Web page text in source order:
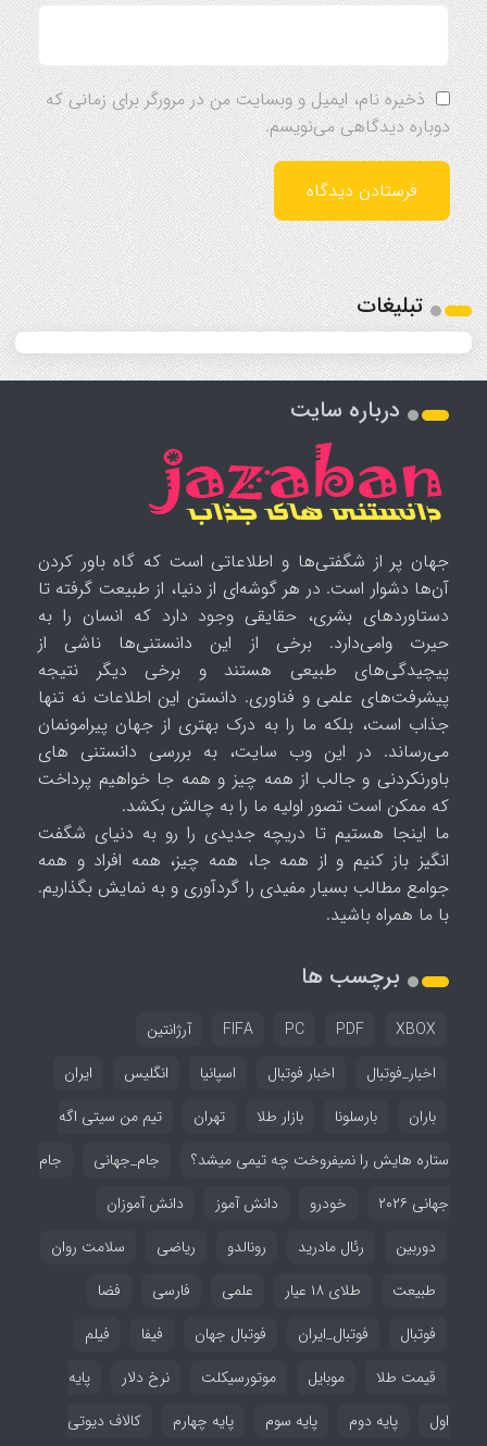
ذخیره نام، ایمیل و وبسایت من در مرورگر برای زمانی که
دوباره دیدگاهی می‌نویسم.
تبلیغات
درباره سایت
جهان پر از شگفتی‌ها و اطلاعاتی است که گاه باور کردن
آن‌ها دشوار است. در هر گوشه‌ای از دنیا، از طبیعت گرفته تا
دستاوردهای بشری، حقایقی وجود دارد که انسان را به
حیرت وامی‌دارد. برخی از این دانستنی‌ها ناشی از
پیچیدگی‌های طبیعی هستند و برخی دیگر نتیجه
پیشرفت‌های علمی و فناوری. دانستن این اطلاعات نه تنها
جذاب است، بلکه ما را به درک بهتری از جهان پیرامونمان
می‌رساند. در این وب سایت، به بررسی دانستنی های
باورنکردنی و جالب از همه چیز و همه جا خواهیم پرداخت
که ممکن است تصور اولیه ما را به چالش بکشد.
ما اینجا هستیم تا دریچه جدیدی را رو به دنیای شگفت
انگیز باز کنیم و از همه جا، همه چیز، همه افراد و همه
جوامع مطالب بسیار مفیدی را گردآوری و به نمایش بگذاریم.
با ما همراه باشید.
برچسب ها
FIFA PC PDF XBOX
آرژانتین
اخبار_فوتبال
اخبار فوتبال اسپانیا انگلیس
ایران
باران
بارسلونا بازار طلا تهران
تیم من سیتی اگه
ستاره هایش را نمیفروخت چه تیمی میشد؟
جام_جهانی
جام
جهانی ۲۰۲۶
خودرو دانش آموز
دانش آموزان
دوربین
رئال مادرید رونالدو ریاضی
سلامت روان
طبیعت
طلای ۱۸ عیار علمی فارسی
فضا
فوتبال
فوتبال_ایران فوتبال جهان فیفا
فیلم
قیمت طلا
موبایل موتورسیکلت نرخ دلار
پایه
اول
پایه دوم پایه سوم پایه چهارم کالاف دیوتی